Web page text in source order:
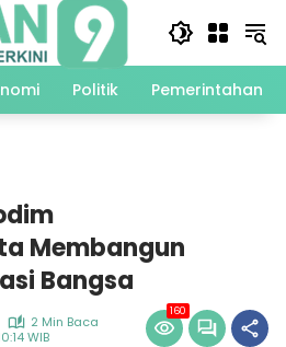
Politik Pemerintahan
Membangun
Bangsa
2 Min Baca
WIB
160